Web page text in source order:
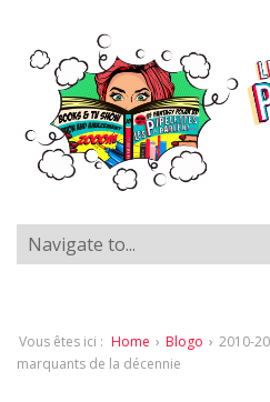
Vous êtes ici : Home › Blogo › 2010-
marquants de la décennie